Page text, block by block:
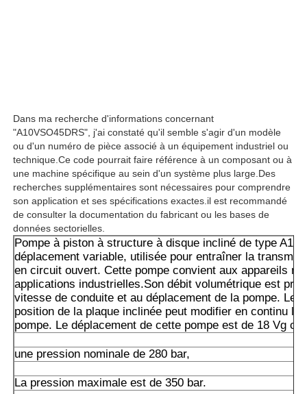
Les affaires
Demandez un devis
Pompe hydraulique de Rexroth
Parker Hydraulic Pump
Pompe hydraulique de Vickers
Accessoires pour filtres Rexroth
Dans ma recherche d'informations concernant
"A10VSO45DRS", j'ai constaté qu'il semble s'agir d'un modèle
ou d'un numéro de pièce associé à un équipement industriel ou
technique.Ce code pourrait faire référence à un composant ou à
une machine spécifique au sein d'un système plus large.Des
recherches supplémentaires sont nécessaires pour comprendre
son application et ses spécifications exactes.il est recommandé
de consulter la documentation du fabricant ou les bases de
données sectorielles.
Pompe à piston à structure à disque incliné de type
déplacement variable, utilisée pour entraîner la
en circuit ouvert. Cette pompe convient aux appareils
applications industrielles.Son débit volumétrique est
vitesse de conduite et au déplacement de la pompe. Le
position de la plaque inclinée peut modifier en continu le
pompe. Le déplacement de cette pompe est de 18 Vg
une pression nominale de 280 bar,
La pression maximale est de 350 bar.